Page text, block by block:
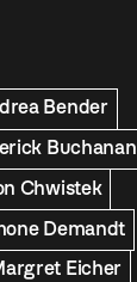
Bender
Buchanan
Chwistek
Demandt
Eicher